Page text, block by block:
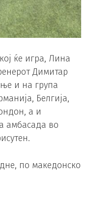
ќе игра, Лина
Димитар
и на група
Белгија,
а и
амбасада во
по македонско